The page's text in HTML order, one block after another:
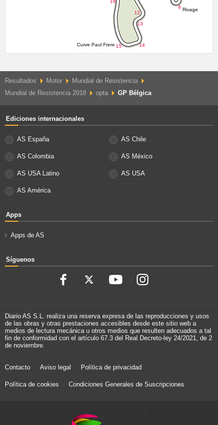
Resultados Motor
Mundial de Resistencia
Mundial de Resistencia 2018
opta GP Bélgica
Ediciones internacionales
AS España AS Chile
AS Colombia AS México
AS USA Latino AS USA
AS América
Apps
Apps de AS
Síguenos
Diario AS S.L. realiza una reserva expresa de las reproducciones y usos
de las obras y otras prestaciones accesibles desde este sitio web a
medios de lectura mecánica u otros medios que resulten adecuados a tal
fin de conformidad con el artículo 67.3 del Real Decreto-ley 24/2021, de 2
de noviembre.
Contacto Aviso legal Política de privacidad
Política de cookies Condiciones Generales de Suscripciones